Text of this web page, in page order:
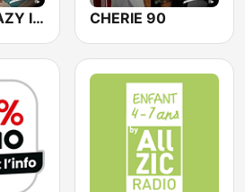
CHERIE CRAZY IN LOVE CHERIE 90